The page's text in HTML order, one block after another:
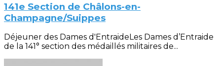
141e Section de Châlons-en-
Champagne/Suippes
Déjeuner des Dames d'EntraideLes Dames d’Entraide
de la 141° section des médaillés militaires de...